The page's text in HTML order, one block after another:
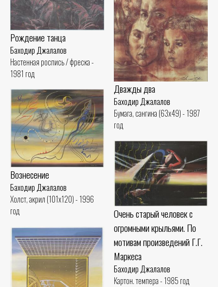
Рождение танца
Баходир Джалалов
Настенная роспись / фреска -
1981 год
Дважды два
Баходир Джалалов
Бумага, сангина (63x49) - 1987
год
Вознесение
Баходир Джалалов
Холст, акрил (101x120) - 1996
год
Очень старый человек с
огромными крыльями. По
мотивам произведений Г.Г.
Маркеса
Баходир Джалалов
Картон. темпера - 1985 год